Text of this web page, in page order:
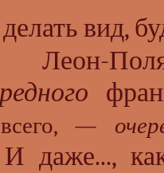
вид,
Леон-
—
даже...,